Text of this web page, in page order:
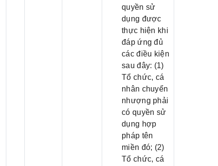
quyền sử
dụng được
thực hiện khi
đáp ứng đủ
các điều kiện
sau đây: (1)
Tổ chức, cá
nhân chuyển
nhượng phải
có quyền sử
dụng hợp
pháp tên
miền đó; (2)
Tổ chức, cá